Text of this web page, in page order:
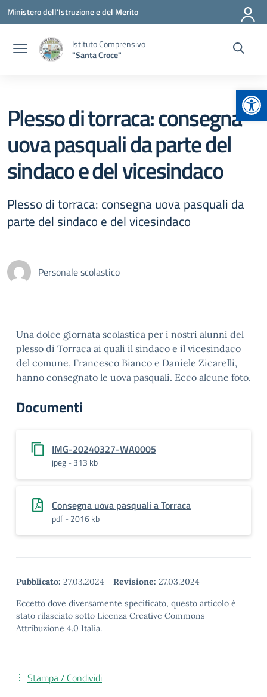
Vai ai contenuti
Vai al menu di navigazione
Vai al footer
Ministero dell'Istruzione e del Merito
Istituto Comprensivo
"Santa Croce"
Plesso di torraca: consegna
uova pasquali da parte del
sindaco e del vicesindaco
Plesso di torraca: consegna uova pasquali da
parte del sindaco e del vicesindaco
Personale scolastico
Una dolce giornata scolastica per i nostri alunni del
plesso di Torraca ai quali il sindaco e il vicesindaco
del comune, Francesco Bianco e Daniele Zicarelli,
hanno consegnato le uova pasquali. Ecco alcune foto.
Documenti
IMG-20240327-WA0005
jpeg - 313 kb
Consegna uova pasquali a Torraca
pdf - 2016 kb
Pubblicato: 27.03.2024 - Revisione: 27.03.2024
Eccetto dove diversamente specificato, questo articolo è
stato rilasciato sotto Licenza Creative Commons
Attribuzione 4.0 Italia.
Stampa / Condividi